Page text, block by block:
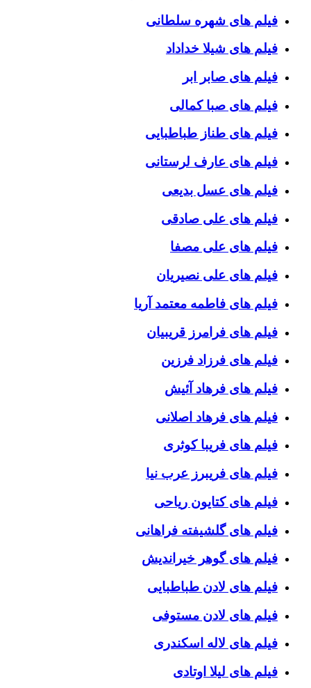
فیلم های شهره سلطانی
فیلم های شیلا خداداد
فیلم های صابر ابر
فیلم های صبا کمالی
فیلم های طناز طباطبایی
فیلم های عارف لرستانی
فیلم های عسل بدیعی
فیلم های علی صادقی
فیلم های علی مصفا
فیلم های علی نصیریان
فیلم های فاطمه معتمد آریا
فیلم های فرامرز قریبیان
فیلم های فرزاد فرزین
فیلم های فرهاد آئیش
فیلم های فرهاد اصلانی
فیلم های فریبا کوثری
فیلم های فریبرز عرب نیا
فیلم های کتایون ریاحی
فیلم های گلشیفته فراهانی
فیلم های گوهر خیراندیش
فیلم های لادن طباطبایی
فیلم های لادن مستوفی
فیلم های لاله اسکندری
فیلم های لیلا اوتادی